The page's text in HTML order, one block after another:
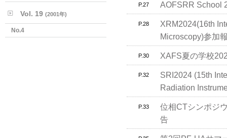
P.27 AOFSRR School
P.28
XRM2024(16th
Microscopy)参加
P.30 XAFS夏の学校
P.32
SRI2024 (15th
Radiation
P.33
位相CTシンポジ
告
Vol. 19 (2001年)
No.4